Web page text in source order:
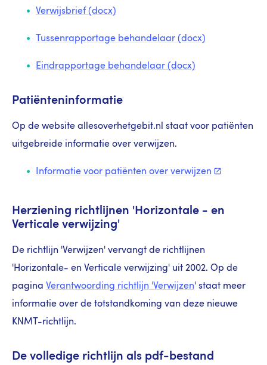
Verwijsbrief (docx)
Tussenrapportage behandelaar (docx)
Eindrapportage behandelaar (docx)
Patiënteninformatie
Op de website allesoverhetgebit.nl staat voor patiënten
uitgebreide informatie over verwijzen.
Informatie voor patiënten over verwijzen
Herziening richtlijnen 'Horizontale - en
Verticale verwijzing'
De richtlijn 'Verwijzen' vervangt de richtlijnen
'Horizontale- en Verticale verwijzing' uit 2002. Op de
pagina Verantwoording richtlijn 'Verwijzen' staat meer
informatie over de totstandkoming van deze nieuwe
KNMT-richtlijn.
De volledige richtlijn als pdf-bestand